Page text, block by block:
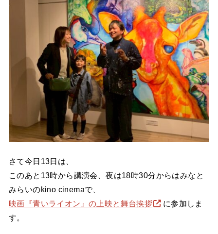
さて今日13日は、
このあと13時から講演会、夜は18時30分からはみなと
みらいのkino cinemaで、
映画『青いライオン』の上映と舞台挨拶
に参加しま
す。